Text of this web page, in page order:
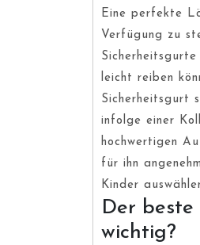
Eine perfekte
Verfügung zu
leicht reiben
Sicherheitsgurt
infolge einer
hochwertigen
für ihn
Kinder
Der beste
wichtig?